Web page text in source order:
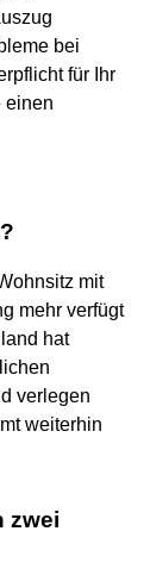
bei
für Ihr
einen
mit
mehr verfügt
hat
verlegen
weiterhin
zwei